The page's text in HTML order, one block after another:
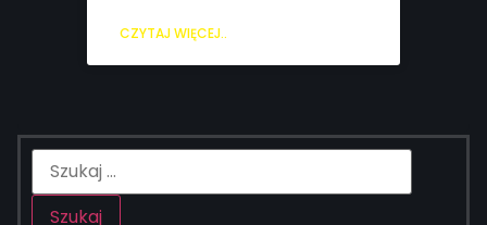
CZYTAJ WIĘCEJ..